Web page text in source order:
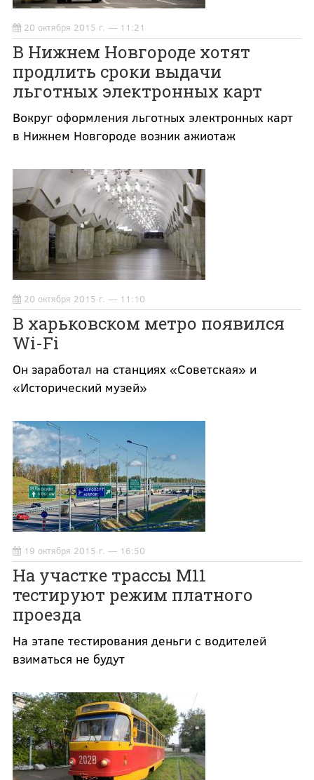
20 октября 2015 г. — 11:21
В Нижнем Новгороде хотят
продлить сроки выдачи
льготных электронных карт
Вокруг оформления льготных электронных карт
в Нижнем Новгороде возник ажиотаж
20 октября 2015 г. — 11:10
В харьковском метро появился
Wi-Fi
Он заработал на станциях «Советская» и
«Исторический музей»
19 октября 2015 г. — 16:50
На участке трассы М11
тестируют режим платного
проезда
На этапе тестирования деньги с водителей
взиматься не будут